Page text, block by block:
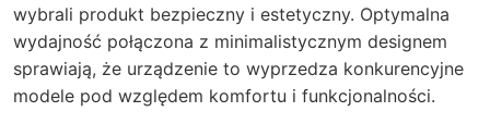
wybrali produkt bezpieczny i estetyczny. Optymalna
wydajność połączona z minimalistycznym designem
sprawiają, że urządzenie to wyprzedza konkurencyjne
modele pod względem komfortu i funkcjonalności.